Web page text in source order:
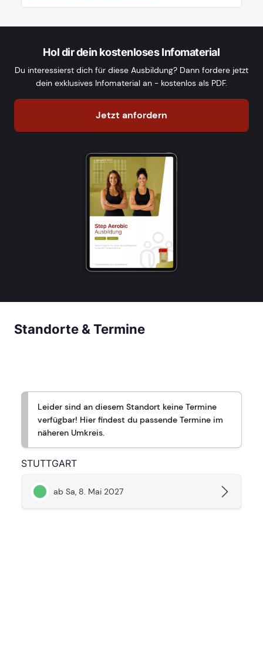
Hol dir dein kostenloses Infomaterial
Du interessierst dich für diese Ausbildung? Dann fordere jetzt
dein exklusives Infomaterial an - kostenlos als PDF.
Jetzt anfordern
Standorte & Termine
Leider sind an diesem Standort keine Termine
verfügbar! Hier findest du passende Termine im
näheren Umkreis.
STUTTGART
ab Sa, 8. Mai 2027